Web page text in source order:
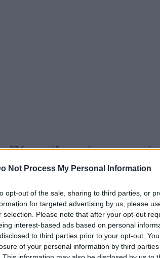
Not Process My Personal Information
opt-out of the sale, sharing to third parties, or
for targeted advertising by us, please
selection. Please note that after your opt-out
interest-based ads based on personal
to third parties prior to your opt-out.
of your personal information by third
236 επεισόδια και έχει επισκεφτεί
ξεκινάει την 7η ταξιδιωτική
και επιθυμία να μοιραστεί με